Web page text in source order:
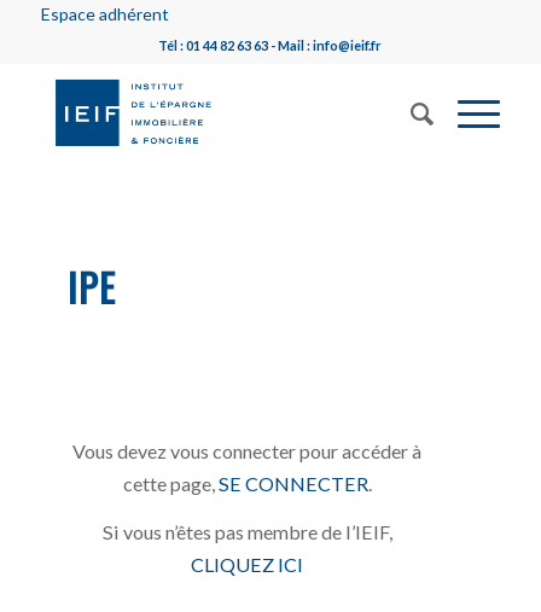
Espace adhérent
Tél : 01 44 82 63 63 - Mail : info@ieif.fr
IPE
Vous devez vous connecter pour accéder à
cette page, SE CONNECTER
Si vous n’êtes pas membre de l’IEIF,
CLIQUEZ ICI